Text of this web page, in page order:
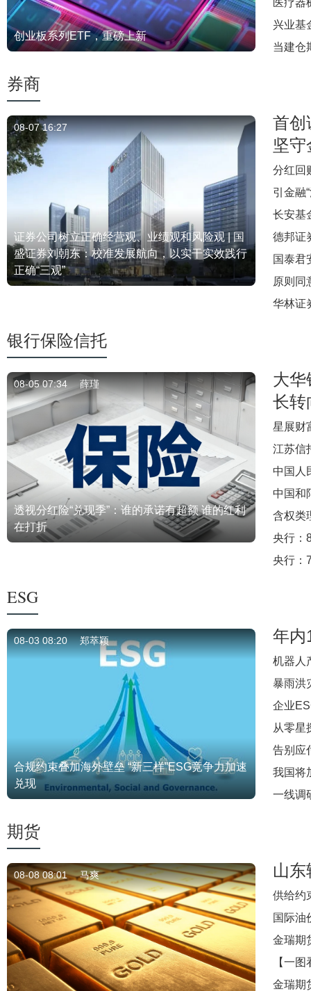
创业板系列ETF，重磅上新
医疗器
兴业基
当建仓
券商
08-07 16:27
证券公司树立正确经营观、业绩观和风险观 | 国
盛证券刘朝东：校准发展航向，以实干实效践行
正确“三观”
首创
坚
分红回
引金融
长安基
德邦证
国泰君
原则同
华林证
银行保险信托
08-05 07:34 薛瑾
透视分红险“兑现季”：谁的承诺有超额 谁的红利
在打折
大华
长转
星展财
江苏信
中国人
中国和
含权类
央行：
央行：
ESG
08-03 08:20 郑萃颖
合规约束叠加海外壁垒 “新三样”ESG竞争力加速
兑现
年内
机器人
暴雨洪
企业
从零星
告别应
我国将
一线调
期货
08-08 08:01 马爽 山
供给约
国际油
金瑞期
【一
金瑞期